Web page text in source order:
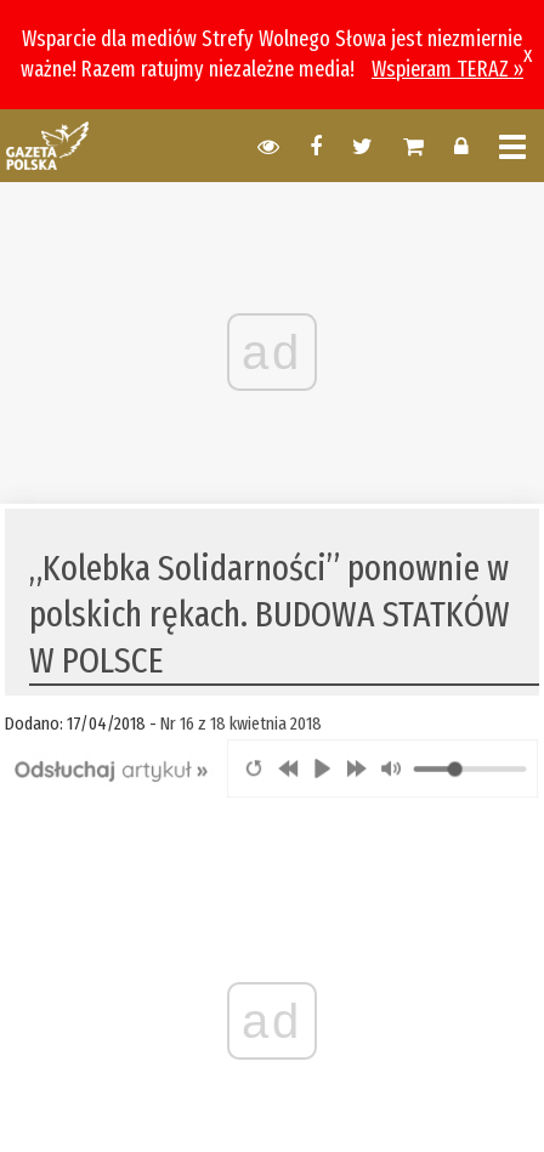
Wsparcie dla mediów Strefy Wolnego Słowa jest niezmiernie
ważne! Razem ratujmy niezależne media!
Wspieram TERAZ »
x
ad
„Kolebka Solidarności” ponownie w
polskich rękach. BUDOWA STATKÓW
W POLSCE
Dodano: 17/04/2018 -Nr 16 z 18 kwietnia 2018
ad